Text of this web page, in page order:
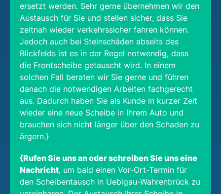
ersetzt werden. Sehr gerne übernehmen wir den
Austausch für Sie und stellen sicher, dass Sie
zeitnah wieder verkehrssicher fahren können.
Jedoch auch bei Steinschäden abseits des
Blickfelds ist es in der Regel notwendig, dass
die Frontscheibe getauscht wird. In einem
solchen Fall beraten wir Sie gerne und führen
danach die notwendigen Arbeiten fachgerecht
aus. Dadurch haben Sie als Kunde in kurzer Zeit
wieder eine neue Scheibe in Ihrem Auto und
brauchen sich nicht länger über den Schaden zu
ärgern.}
{Rufen Sie uns an oder schreiben Sie uns eine
Nachricht, um bald einen Vor-Ort-Termin für
den Scheibentausch in Uebigau-Wahrenbrück zu